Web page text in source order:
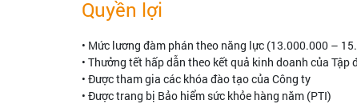
Quyền lợi
• Mức lương đàm phán theo năng lực (13.000.000 –
• Thưởng tết hấp dẫn theo kết quả kinh doanh của Tập
• Được tham gia các khóa đào tạo của Công ty
• Được trang bị Bảo hiểm sức khỏe hàng năm (PTI)